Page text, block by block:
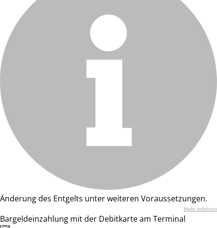
Änderung des Entgelts unter weiteren Voraussetzungen.
Mehr erfahren
Bargeldeinzahlung mit der Debitkarte am Terminal